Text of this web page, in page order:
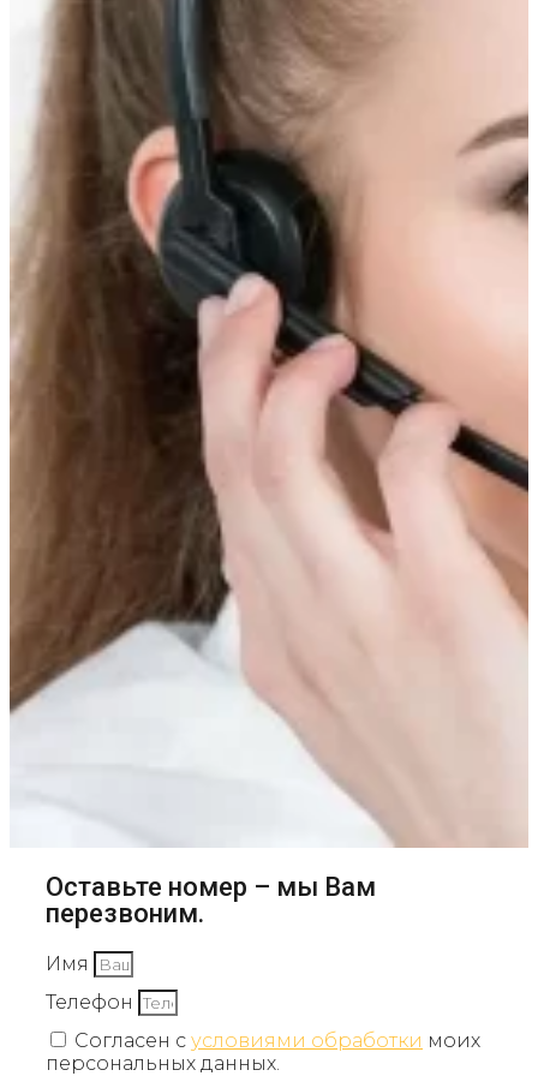
Оставьте номер – мы Вам
перезвоним.
Имя
Телефон
Согласен с условиями обработки моих
персональных данных.